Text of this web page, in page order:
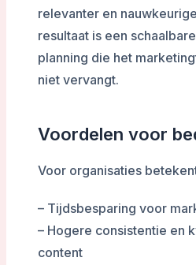
relevanter en
resultaat is een
planning die het
niet vervangt.
Voordelen voor
Voor organisaties
– Tijdsbesparing voor
– Hogere consistentie en
content